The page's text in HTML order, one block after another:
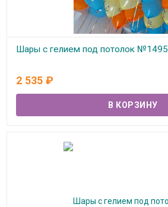
Шары с гелием под потолок №1495
2 535 ₽